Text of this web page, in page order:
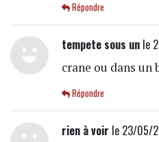
Répondre
tempete sous unle
crane ou dans un
Répondre
rien à voir le 23/05/